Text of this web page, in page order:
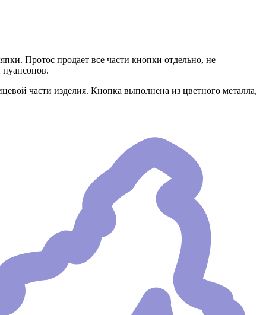
Протос продает все части кнопки отдельно, не
части изделия. Кнопка выполнена из цветного металла,